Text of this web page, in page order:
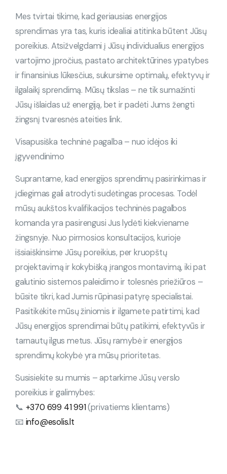
Mes tvirtai tikime, kad geriausias energijos
sprendimas yra tas, kuris idealiai atitinka būtent Jūsų
poreikius. Atsižvelgdami į Jūsų individualius energijos
vartojimo įpročius, pastato architektūrines ypatybes
ir finansinius lūkesčius, sukursime optimalų, efektyvų ir
ilgalaikį sprendimą. Mūsų tikslas – ne tik sumažinti
Jūsų išlaidas už energiją, bet ir padėti Jums žengti
žingsnį tvaresnės ateities link.
Visapusiška techninė pagalba – nuo idėjos iki
įgyvendinimo
Suprantame, kad energijos sprendimų pasirinkimas ir
įdiegimas gali atrodyti sudėtingas procesas. Todėl
mūsų aukštos kvalifikacijos techninės pagalbos
komanda yra pasirengusi Jus lydėti kiekviename
žingsnyje. Nuo pirmosios konsultacijos, kurioje
išsiaiškinsime Jūsų poreikius, per kruopštų
projektavimą ir kokybišką įrangos montavimą, iki pat
galutinio sistemos paleidimo ir tolesnės priežiūros –
būsite tikri, kad Jumis rūpinasi patyrę specialistai.
Pasitikėkite mūsų žiniomis ir ilgamete patirtimi, kad
Jūsų energijos sprendimai būtų patikimi, efektyvūs ir
tarnautų ilgus metus. Jūsų ramybė ir energijos
sprendimų kokybė yra mūsų prioritetas.
Susisiekite su mumis – aptarkime Jūsų verslo
poreikius ir galimybes:
📞 +370 699 41 991(privatiems klientams)
📧 info@esolis.lt